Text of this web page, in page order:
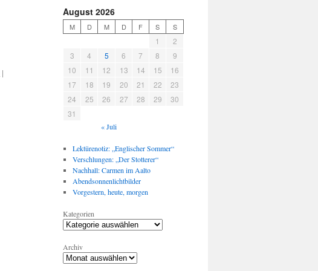
|
August 2026
M D M D F S S
1
2
3
4 5 6 7 8
9
10
11 12 13 14 15
16
17
18 19 20 21 22
23
24
25 26 27 28 29
30
31
« Juli
Lektürenotiz: „Englischer Sommer“
Verschlungen: „Der Stotterer“
Nachhall: Carmen im Aalto
Abendsonnenlichtbilder
Vorgestern, heute, morgen
Kategorien
Archiv